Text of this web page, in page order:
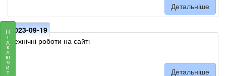
Детальніше
2023-09-19
Технічні роботи на сайті
Детальніше
П
і
д
к
л
ю
ч
и
т